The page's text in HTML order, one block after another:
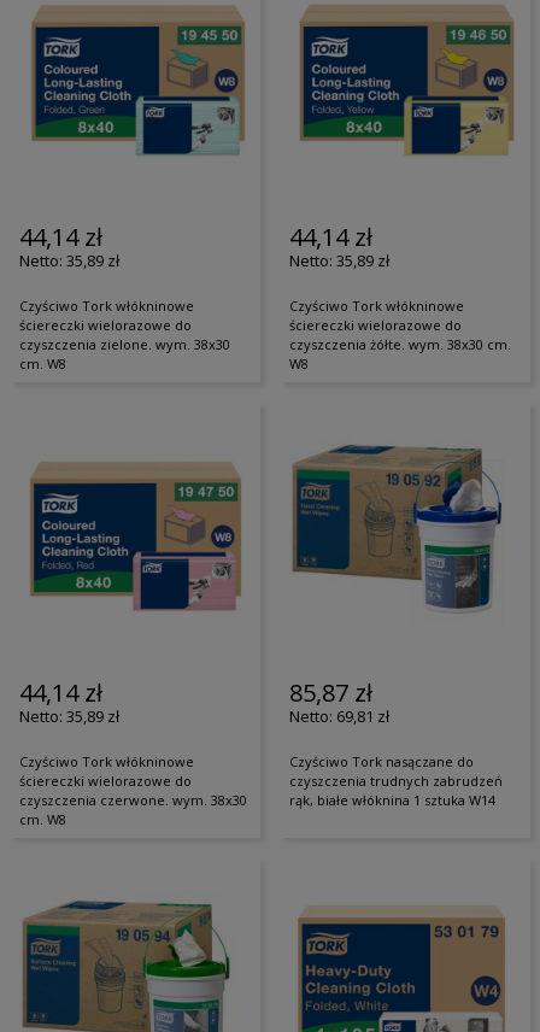
44,14 zł
35,89 zł
Czyściwo Tork włókninowe
ściereczki wielorazowe do
czyszczenia zielone. wym. 38x30
cm. W8
44,14 zł
35,89 zł
Czyściwo Tork włókninowe
ściereczki wielorazowe do
czyszczenia żółte. wym. 38x30 cm.
W8
44,14 zł
35,89 zł
Czyściwo Tork włókninowe
ściereczki wielorazowe do
czyszczenia czerwone. wym. 38x30
cm. W8
85,87 zł
69,81 zł
Czyściwo Tork nasączane do
czyszczenia trudnych zabrudzeń
rąk, białe włóknina 1 sztuka W14